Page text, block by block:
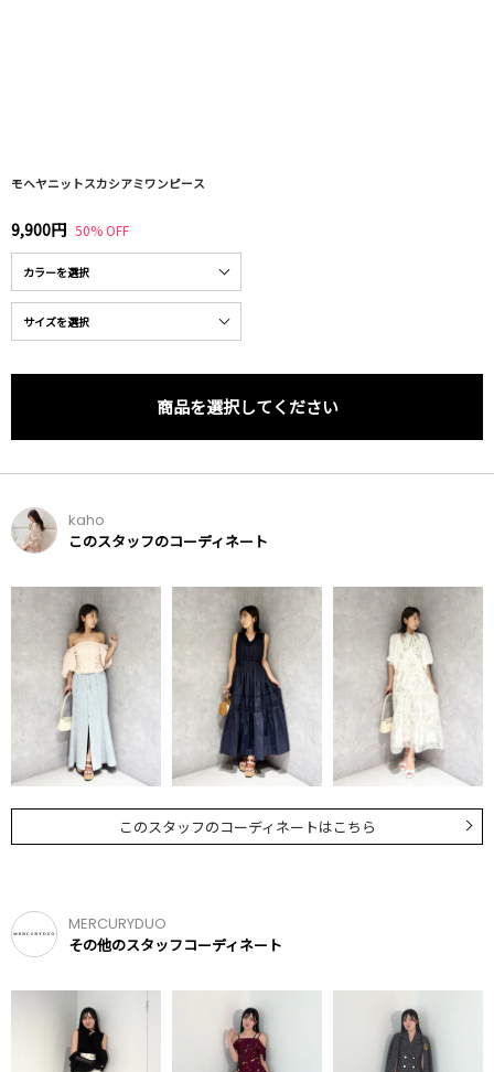
モヘヤニットスカシアミワンピース
9,900円 50% OFF
商品を選択してください
kaho
このスタッフのコーディネート
このスタッフのコーディネートはこちら
MERCURYDUO
その他のスタッフコーディネート